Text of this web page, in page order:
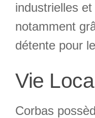
industrielles
notamment
détente pour
Vie
Corbas